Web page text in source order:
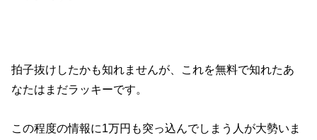
拍子抜けしたかも知れませんが、これを無料で知れたあ
なたはまだラッキーです。
この程度の情報に1万円も突っ込んでしまう人が大勢いま